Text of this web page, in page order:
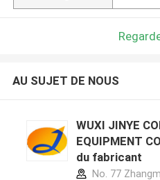
AU SUJET DE NOUS
WUXI JINYE
EQUIPMENT
du fabricant
No. 77